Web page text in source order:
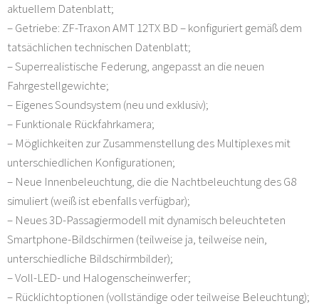
aktuellem Datenblatt;
– Getriebe: ZF-Traxon AMT 12TX BD – konfiguriert gemäß dem
tatsächlichen technischen Datenblatt;
– Superrealistische Federung, angepasst an die neuen
Fahrgestellgewichte;
– Eigenes Soundsystem (neu und exklusiv);
– Funktionale Rückfahrkamera;
– Möglichkeiten zur Zusammenstellung des Multiplexes mit
unterschiedlichen Konfigurationen;
– Neue Innenbeleuchtung, die die Nachtbeleuchtung des G8
simuliert (weiß ist ebenfalls verfügbar);
– Neues 3D-Passagiermodell mit dynamisch beleuchteten
Smartphone-Bildschirmen (teilweise ja, teilweise nein,
unterschiedliche Bildschirmbilder);
– Voll-LED- und Halogenscheinwerfer;
– Rücklichtoptionen (vollständige oder teilweise Beleuchtung);